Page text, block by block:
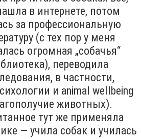
в интернете, потом
за профессиональную
(с тех пор у меня
огромная „собачья“
переводила
в частности,
и animal wellbeing
животных).
тут же применяла
— учила собак и училась